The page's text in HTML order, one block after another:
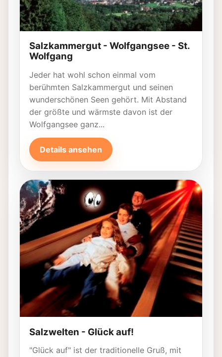
Salzkammergut - Wolfgangsee - St.
Wolfgang
Jeder hat wohl schon einmal vom
berühmten Salzkammergut und seinen
wunderschönen Seen gehört. Mit Abstand
der größte und wärmste davon ist der
Wolfgangsee ganz...
Details ansehen
Salzwelten - Glück auf!
"Glück auf" ist der traditionelle Gruß, mit